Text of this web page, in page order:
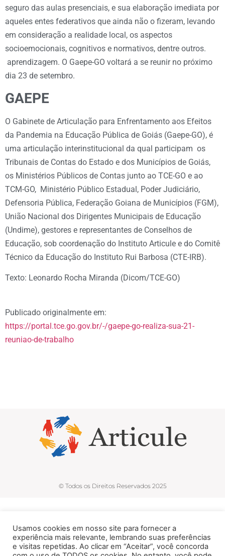
seguro das aulas presenciais, e sua elaboração imediata por
aqueles entes federativos que ainda não o fizeram, levando
em consideração a realidade local, os aspectos
socioemocionais, cognitivos e normativos, dentre outros.
aprendizagem. O Gaepe-GO voltará a se reunir no próximo
dia 23 de setembro.
GAEPE
O Gabinete de Articulação para Enfrentamento aos Efeitos
da Pandemia na Educação Pública de Goiás (Gaepe-GO), é
uma articulação interinstitucional da qual participam os
Tribunais de Contas do Estado e dos Municípios de Goiás,
os Ministérios Públicos de Contas junto ao TCE-GO e ao
TCM-GO, Ministério Público Estadual, Poder Judiciário,
Defensoria Pública, Federação Goiana de Municípios (FGM),
União Nacional dos Dirigentes Municipais de Educação
(Undime), gestores e representantes de Conselhos de
Educação, sob coordenação do Instituto Articule e do Comitê
Técnico da Educação do Instituto Rui Barbosa (CTE-IRB).
Texto: Leonardo Rocha Miranda (Dicom/TCE-GO)
Publicado originalmente em:
https://portal.tce.go.gov.br/-/gaepe-go-realiza-sua-21-
reuniao-de-trabalho
© Todos os Direitos Reservados 2025
Usamos cookies em nosso site para fornecer a
experiência mais relevante, lembrando suas preferências
e visitas repetidas. Ao clicar em “Aceitar”, você concorda